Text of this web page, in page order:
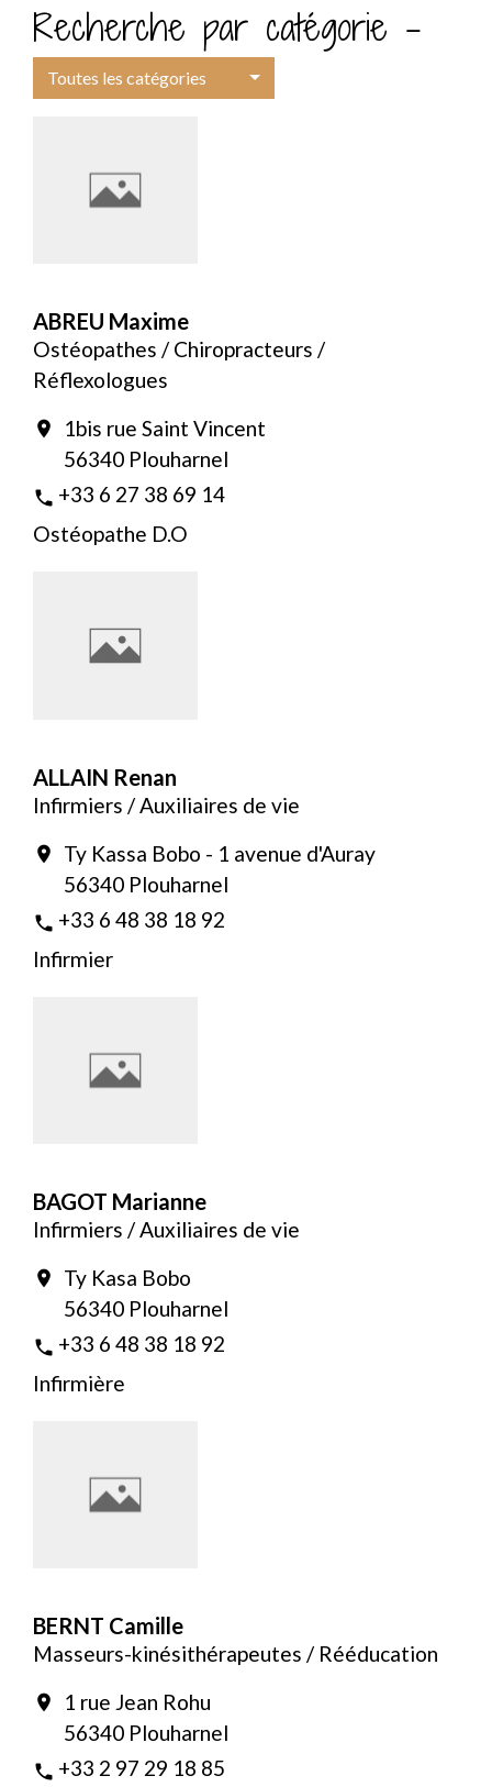
Recherche par catégorie -
Toutes les catégories
ABREU Maxime
Ostéopathes / Chiropracteurs /
Réflexologues
location_on
1bis rue Saint Vincent
56340 Plouharnel
phone +33 6 27 38 69 14
Ostéopathe D.O
ALLAIN Renan
Infirmiers / Auxiliaires de vie
location_on
Ty Kassa Bobo - 1 avenue d'Auray
56340 Plouharnel
phone +33 6 48 38 18 92
Infirmier
BAGOT Marianne
Infirmiers / Auxiliaires de vie
location_on
Ty Kasa Bobo
56340 Plouharnel
phone +33 6 48 38 18 92
Infirmière
BERNT Camille
Masseurs-kinésithérapeutes / Rééducation
location_on
1 rue Jean Rohu
56340 Plouharnel
phone +33 2 97 29 18 85